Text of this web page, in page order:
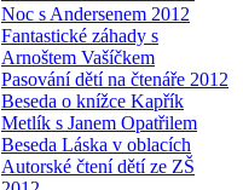
Noc s Andersenem 2012
Fantastické záhady s
Arnoštem Vašíčkem
Pasování dětí na čtenáře 2012
Beseda o knížce Kapřík
Metlík s Janem Opatřilem
Beseda Láska v oblacích
Autorské čtení dětí ze ZŠ